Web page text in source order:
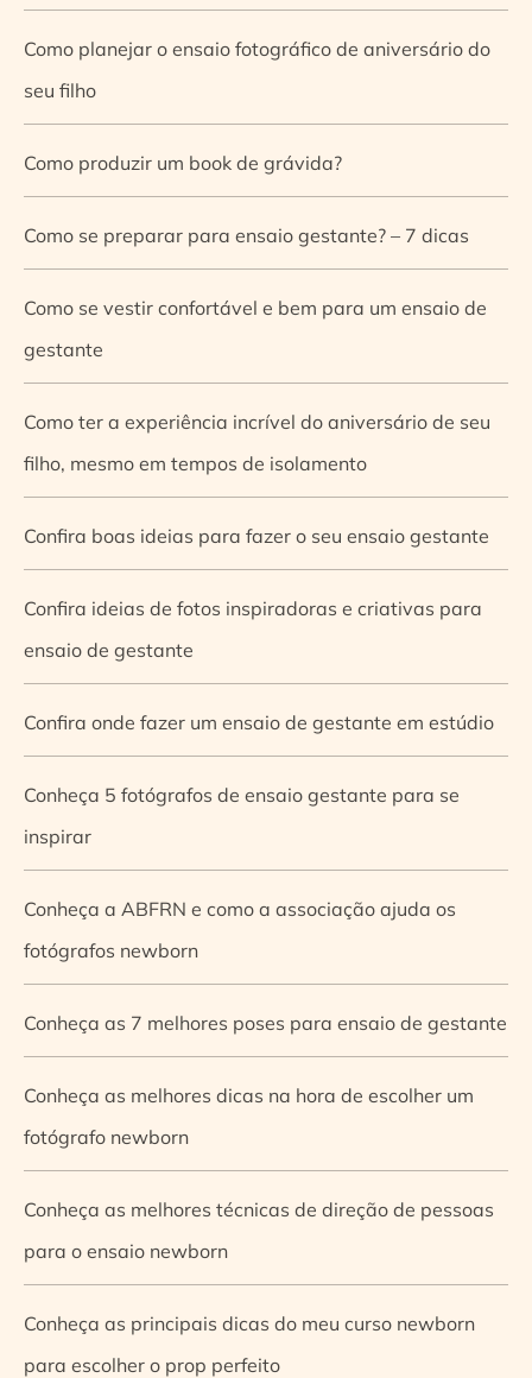
Como planejar o ensaio fotográfico de aniversário do
seu filho
Como produzir um book de grávida?
Como se preparar para ensaio gestante? – 7 dicas
Como se vestir confortável e bem para um ensaio de
gestante
Como ter a experiência incrível do aniversário de seu
filho, mesmo em tempos de isolamento
Confira boas ideias para fazer o seu ensaio gestante
Confira ideias de fotos inspiradoras e criativas para
ensaio de gestante
Confira onde fazer um ensaio de gestante em estúdio
Conheça 5 fotógrafos de ensaio gestante para se
inspirar
Conheça a ABFRN e como a associação ajuda os
fotógrafos newborn
Conheça as 7 melhores poses para ensaio de gestante
Conheça as melhores dicas na hora de escolher um
fotógrafo newborn
Conheça as melhores técnicas de direção de pessoas
para o ensaio newborn
Conheça as principais dicas do meu curso newborn
para escolher o prop perfeito